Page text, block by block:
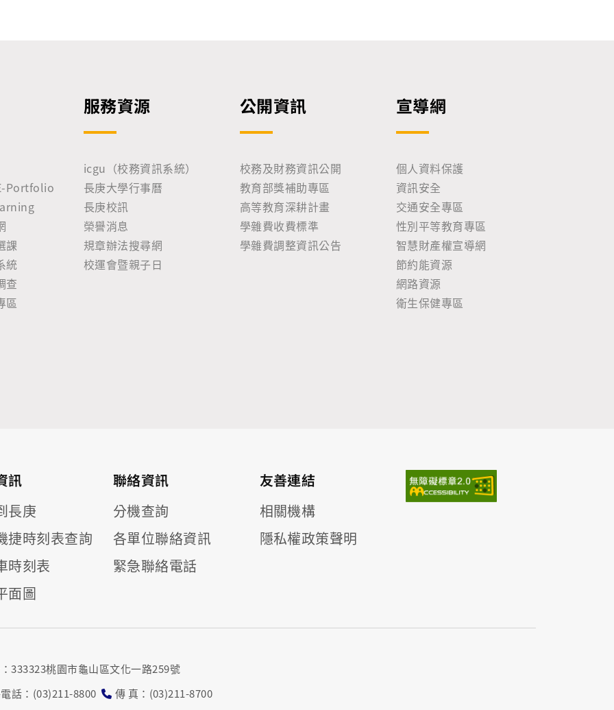
Portfolio
課
統
查
區
服務資源
icgu（校務資訊系統）
長庚大學行事曆
長庚校訊
榮譽消息
規章辦法搜尋網
校運會暨親子日
公開資訊
校務及財務資訊公開
教育部獎補助專區
高等教育深耕計畫
學雜費收費標準
學雜費調整資訊公告
宣導網
個人資料保護
資訊安全
交通安全專區
性別平等教育專區
智慧財產權宣導網
節約能資源
網路資源
衛生保健專區
專欄
訊
長庚
捷時刻表查詢
時刻表
面圖
聯絡資訊
分機查詢
各單位聯絡資訊
緊急聯絡電話
友善連結
相關機構
隱私權政策聲明
333323桃園市龜山區文化一路259號
話：(03)211-8800
傳 真：(03)211-8700